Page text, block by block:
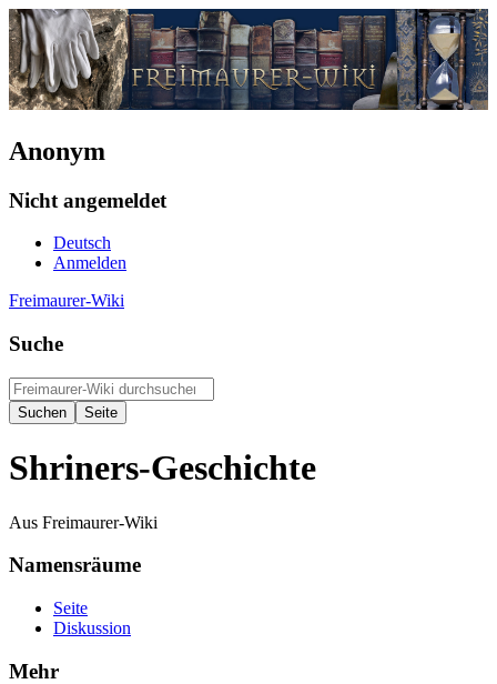
Anonym
Nicht angemeldet
Deutsch
Anmelden
Freimaurer-Wiki
Suche
Shriners-Geschichte
Aus Freimaurer-Wiki
Namensräume
Seite
Diskussion
Mehr